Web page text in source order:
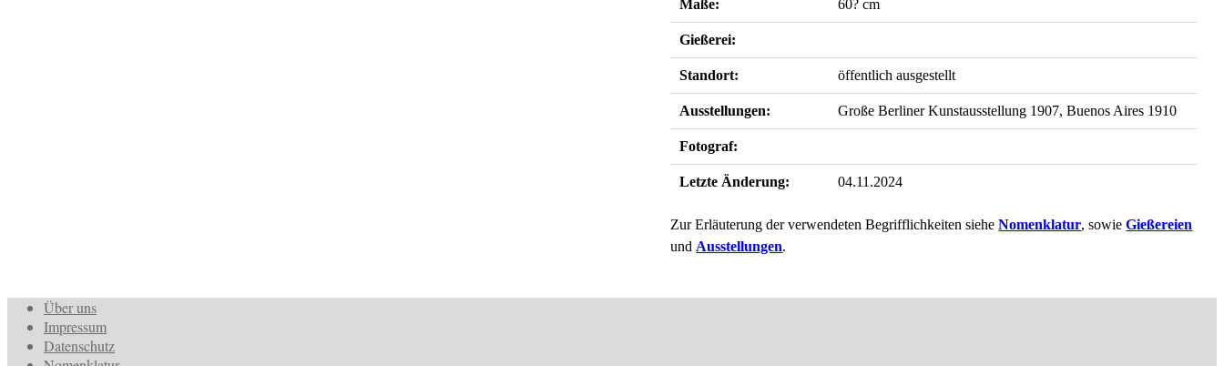
Maße: 60? cm
Gießerei:
Standort: öffentlich ausgestellt
Ausstellungen: Große Berliner Kunstausstellung 1907, Buenos Aires 1910
Fotograf:
Letzte Änderung: 04.11.2024
Zur Erläuterung der verwendeten Begrifflichkeiten sieheNomenklatur, sowieGießereien
und Ausstellungen.
Über uns
Impressum
Datenschutz